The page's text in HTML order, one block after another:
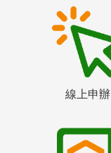
線上申辦